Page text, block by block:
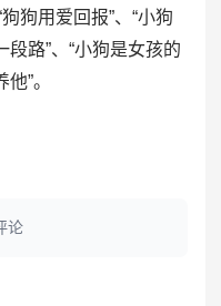
狗用爱回报”、“小狗
路”、“小狗是女孩的
”。
论